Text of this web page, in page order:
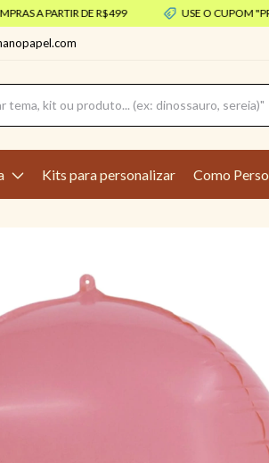
A PARTIR DE R$499 USE O CUPOM
Kits para personalizar Como